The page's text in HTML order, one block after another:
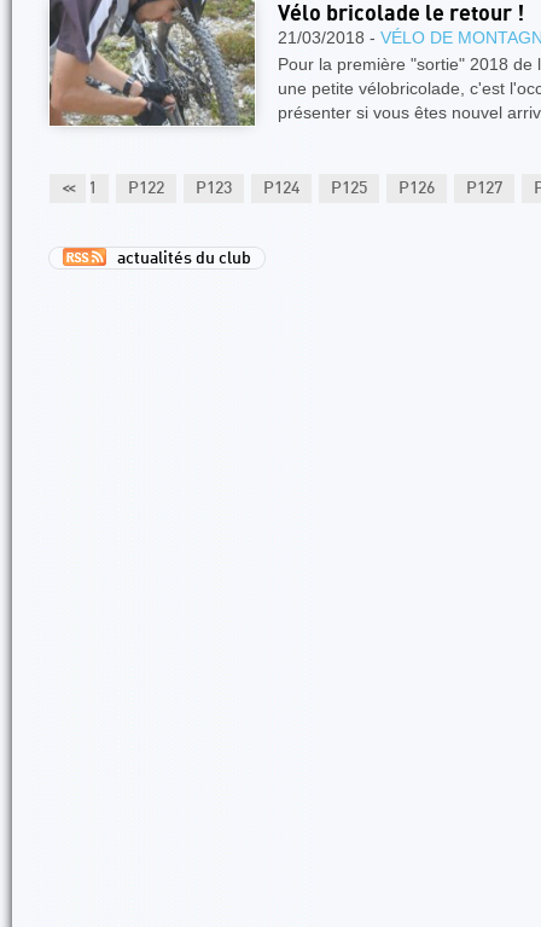
Vélo bricolade le retour !
21/03/2018 - VÉLO DE
Pour la première "sortie" 2018
une petite vélobricolade, c'est
présenter si vous êtes nouvel
<<
P121 P122 P123 P124 P125 P126 P127
actualités du club